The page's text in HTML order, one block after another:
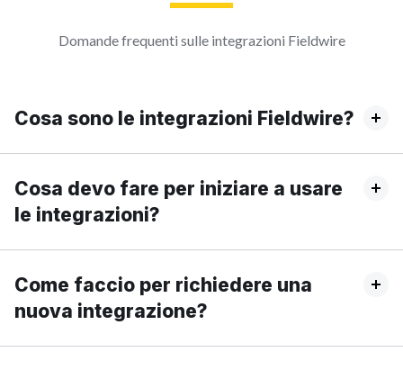
Domande frequenti sulle integrazioni Fieldwire
Cosa sono le integrazioni Fieldwire?
Cosa devo fare per iniziare a usare
le integrazioni?
Come faccio per richiedere una
nuova integrazione?